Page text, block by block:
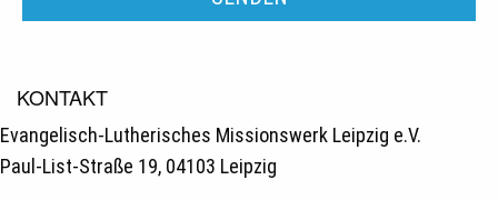
KONTAKT
Evangelisch-Lutherisches Missionswerk Leipzig e.V.
Paul-List-Straße 19, 04103 Leipzig